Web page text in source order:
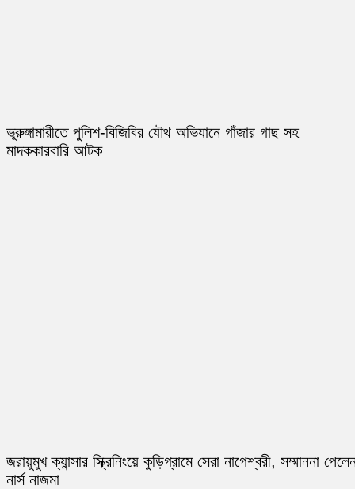
ভূরুঙ্গামারীতে পুলিশ-বিজিবির যৌথ অভিযানে গাঁজার গাছ সহ
মাদককারবারি আটক
জরায়ুমুখ ক্যান্সার স্ক্রিনিংয়ে কুড়িগ্রামে সেরা নাগেশ্বরী, সম্মাননা
নার্স নাজমা